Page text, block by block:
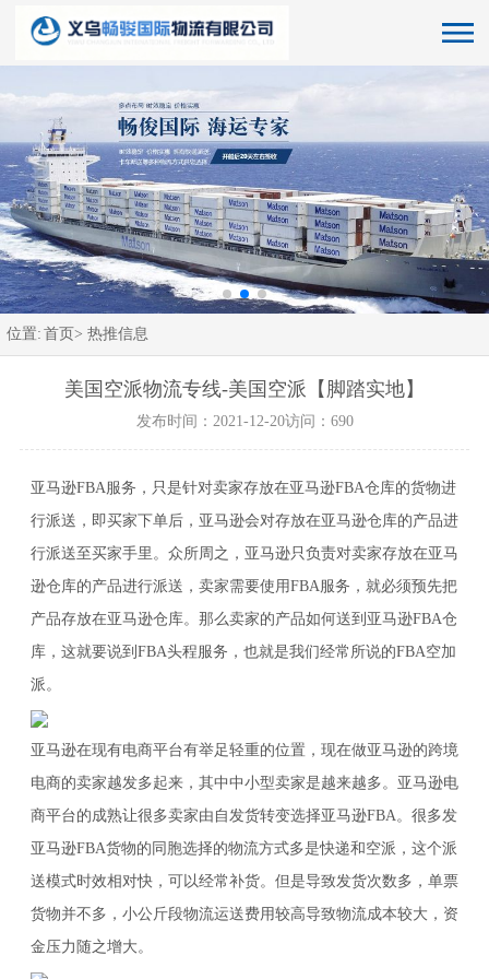
位置: 首页> 热推信息
美国空派物流专线-美国空派【脚踏实地】
发布时间：2021-12-20访问：690
亚马逊FBA服务，只是针对卖家存放在亚马逊FBA仓库的货物进
行派送，即买家下单后，亚马逊会对存放在亚马逊仓库的产品进
行派送至买家手里。众所周之，亚马逊只负责对卖家存放在亚马
逊仓库的产品进行派送，卖家需要使用FBA服务，就必须预先把
产品存放在亚马逊仓库。那么卖家的产品如何送到亚马逊FBA仓
库，这就要说到FBA头程服务，也就是我们经常所说的FBA空加
派。
亚马逊在现有电商平台有举足轻重的位置，现在做亚马逊的跨境
电商的卖家越发多起来，其中中小型卖家是越来越多。亚马逊电
商平台的成熟让很多卖家由自发货转变选择亚马逊FBA。很多发
亚马逊FBA货物的同胞选择的物流方式多是快递和空派，这个派
送模式时效相对快，可以经常补货。但是导致发货次数多，单票
货物并不多，小公斤段物流运送费用较高导致物流成本较大，资
金压力随之增大。